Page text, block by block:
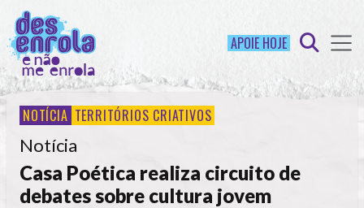
APOIE HOJE
NOTÍCIA TERRITÓRIOS CRIATIVOS
Notícia
Casa Poética realiza circuito de
debates sobre cultura jovem